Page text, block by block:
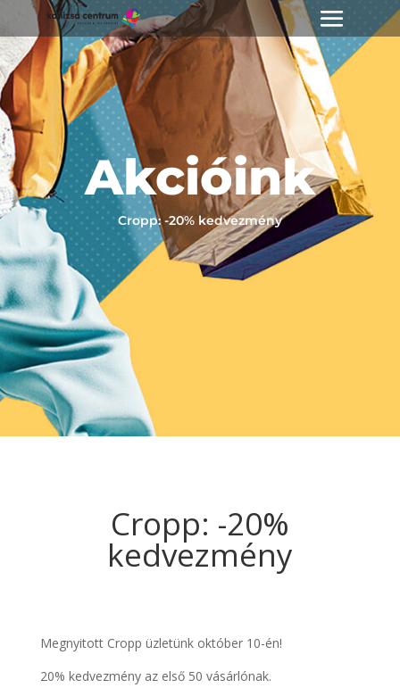
Akcióink
Cropp: -20% kedvezmény
Cropp: -20%
kedvezmény
Megnyitott Cropp üzletünk október 10-én!
20% kedvezmény az első 50 vásárlónak.